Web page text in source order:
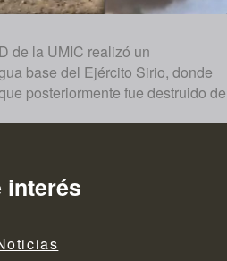
de la UMIC realizó un
base del Ejército Sirio, donde
posteriormente fue destruido de
interés